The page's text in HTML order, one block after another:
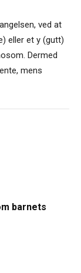
ved at
eller et y (gutt)
Dermed
mens
barnets